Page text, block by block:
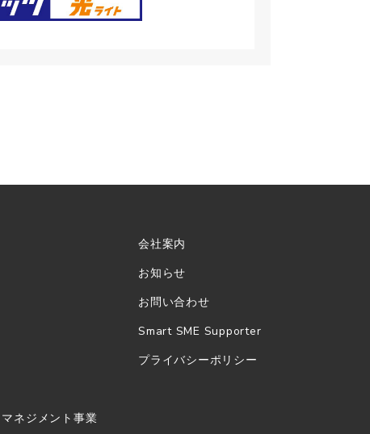
ネジメント事業
会社案内
お知らせ
お問い合わせ
Smart SME Supporter
プライバシーポリシー